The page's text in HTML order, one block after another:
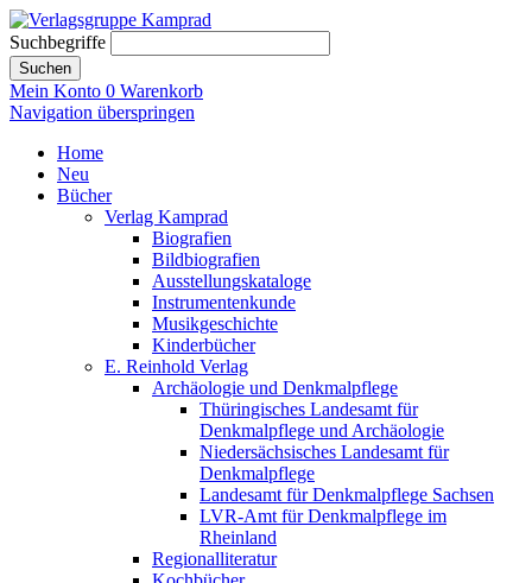
Suchbegriffe
Suchen
Mein Konto 0 Warenkorb
Navigation überspringen
Home
Neu
Bücher
Verlag Kamprad
Biografien
Bildbiografien
Ausstellungskataloge
Instrumentenkunde
Musikgeschichte
Kinderbücher
E. Reinhold Verlag
Archäologie und Denkmalpflege
Thüringisches Landesamt für
Denkmalpflege und Archäologie
Niedersächsisches Landesamt für
Denkmalpflege
Landesamt für Denkmalpflege Sachsen
LVR-Amt für Denkmalpflege im
Rheinland
Regionalliteratur